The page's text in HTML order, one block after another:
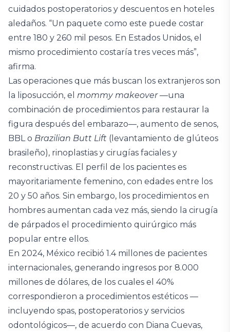
cuidados postoperatorios y descuentos en hoteles
aledaños. “Un paquete como este puede costar
entre 180 y 260 mil pesos. En Estados Unidos, el
mismo procedimiento costaría tres veces más”,
afirma.
Las operaciones que más buscan los extranjeros son
la liposucción, el mommy makeover—una
combinación de procedimientos para restaurar la
figura después del embarazo—, aumento de senos,
BBL o Brazilian Butt Lift (levantamiento de glúteos
brasileño), rinoplastias y cirugías faciales y
reconstructivas. El perfil de los pacientes es
mayoritariamente femenino, con edades entre los
20 y 50 años. Sin embargo, los procedimientos en
hombres aumentan cada vez más, siendo la cirugía
de párpados el procedimiento quirúrgico más
popular entre ellos.
En 2024, México recibió 1.4 millones de pacientes
internacionales, generando ingresos por 8.000
millones de dólares, de los cuales el 40%
correspondieron a procedimientos estéticos —
incluyendo spas, postoperatorios y servicios
odontológicos—, de acuerdo con Diana Cuevas,